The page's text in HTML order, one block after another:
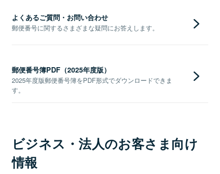
よくあるご質問・お問い合わせ
郵便番号に関するさまざまな疑問にお答えします。
郵便番号簿PDF（2025年度版）
2025年度版郵便番号簿をPDF形式でダウンロードできま
す。
ビジネス・法人のお客さま向け
情報